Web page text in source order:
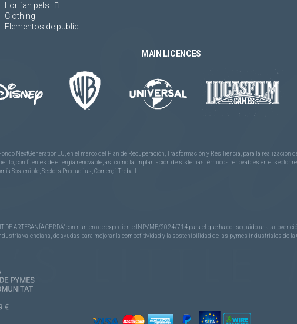
For fan pets
Clothing
Elementos de public.
MAIN LICENCES
NextGenerationEU, en el marco del Plan de Recuperación, Trasformación y Resiliencia, para la
con fuentes de energía renovable, así como la implantación de sistemas térmicos renovables en el sector
Sostenible, Sectors Productius, Comerç i Treball.
IT DE ARTESANÍA CERDÁ” con número de expediente INPYME/2024/714 para el que ha conseguido una
valenciana, de ayudas para mejorar la competitividad y la sostenibilidad de las pymes industriales de